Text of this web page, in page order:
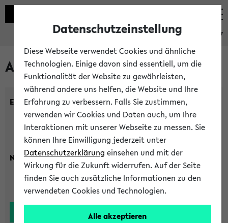
eKVV
Alle Lehrenden
Einrichtung:
Nachname:
Datenschutzeinstellung
Diese Webseite verwendet Cookies und ähnliche
Technologien. Einige davon sind essentiell, um die
Funktionalität der Website zu gewährleisten,
während andere uns helfen, die Website und Ihre
Erfahrung zu verbessern. Falls Sie zustimmen,
verwenden wir Cookies und Daten auch, um Ihre
Interaktionen mit unserer Webseite zu messen. Sie
können Ihre Einwilligung jederzeit unter
Datenschutzerklärung einsehen und mit der
Wirkung für die Zukunft widerrufen. Auf der Seite
finden Sie auch zusätzliche Informationen zu den
verwendeten Cookies und Technologien.
Alle akzeptieren